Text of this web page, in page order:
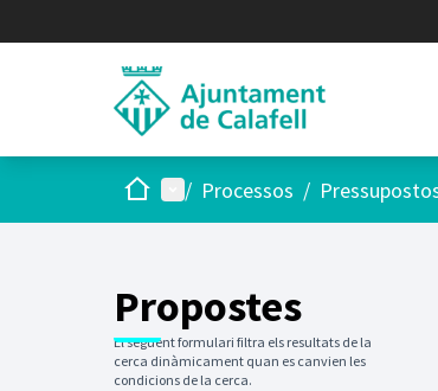
Inici Menú principal
/ Processos /
Propostes
El següent formulari filtra els resultats de la
cerca dinàmicament quan es canvien les
condicions de la cerca.